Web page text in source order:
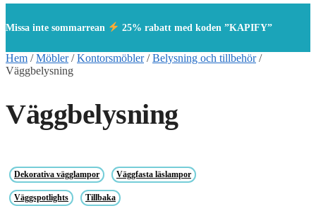
Missa inte sommarrean 25% rabatt med koden ”KAPIFY”
Hem /Möbler/Kontorsmöbler/Belysning och tillbehör/
Väggbelysning
Väggbelysning
Dekorativa vägglampor Väggfasta läslampor
Väggspotlights Tillbaka